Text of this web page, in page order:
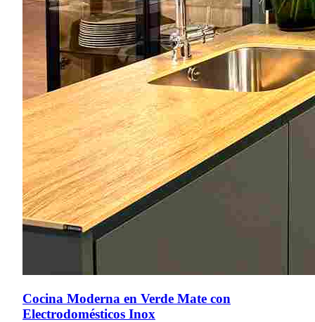
Cocina Moderna en Verde Mate con
Electrodomésticos Inox